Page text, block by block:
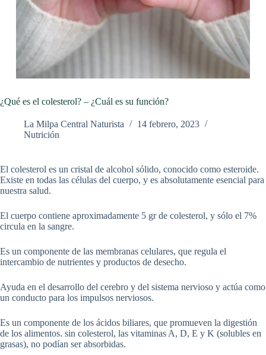
¿Qué es el colesterol? – ¿Cuál es su función?
La Milpa Central Naturista
14 febrero, 2023
Nutrición
El colesterol es un cristal de alcohol sólido, conocido como esteroide.
Existe en todas las células del cuerpo, y es absolutamente esencial para
nuestra salud.
El cuerpo contiene aproximadamente 5 gr de colesterol, y sólo el 7%
circula en la sangre.
Es un componente de las membranas celulares, que regula el
intercambio de nutrientes y productos de desecho.
Ayuda en el desarrollo del cerebro y del sistema nervioso y actúa como
un conducto para los impulsos nerviosos.
Es un componente de los ácidos biliares, que promueven la digestión
de los alimentos. sin colesterol, las vitaminas A, D, E y K (solubles en
grasas), no podían ser absorbidas.